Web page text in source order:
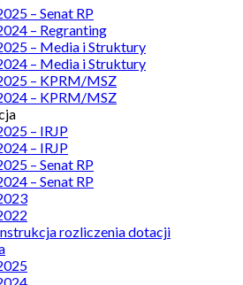
– Senat RP
– Regranting
– Media i Struktury
– Media i Struktury
– KPRM/MSZ
– KPRM/MSZ
– IRJP
– IRJP
– Senat RP
– Senat RP
rozliczenia dotacji